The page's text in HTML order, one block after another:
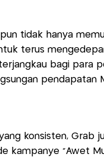
tidak hanya
terus
bagi para
pendapatan
konsisten, Grab
kampanye “Awet